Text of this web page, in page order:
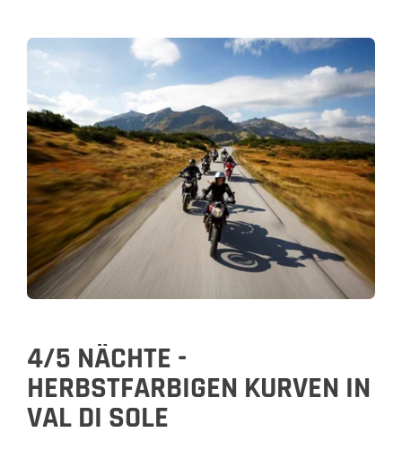
4/5 NÄCHTE -
HERBSTFARBIGEN KURVEN IN
VAL DI SOLE